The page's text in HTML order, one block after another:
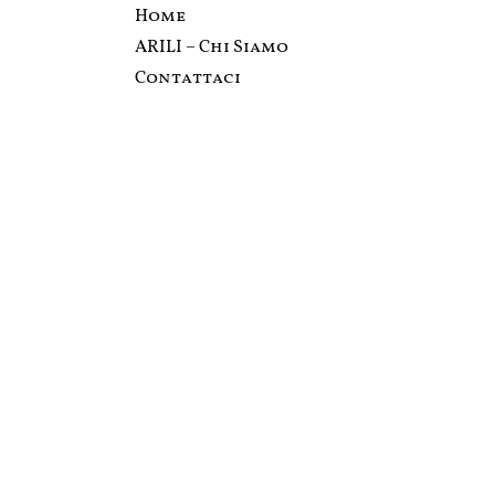
Home
ARILI – Chi Siamo
Contattaci